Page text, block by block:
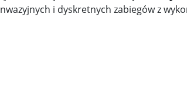
i dyskretnych zabiegów z